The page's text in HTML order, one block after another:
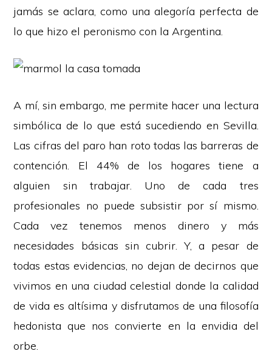
jamás se aclara, como una alegoría perfecta de
lo que hizo el peronismo con la Argentina.
A mí, sin embargo, me permite hacer una lectura
simbólica de lo que está sucediendo en Sevilla.
Las cifras del paro han roto todas las barreras de
contención. El 44% de los hogares tiene a
alguien sin trabajar. Uno de cada tres
profesionales no puede subsistir por sí mismo.
Cada vez tenemos menos dinero y más
necesidades básicas sin cubrir. Y, a pesar de
todas estas evidencias, no dejan de decirnos que
vivimos en una ciudad celestial donde la calidad
de vida es altísima y disfrutamos de una filosofía
hedonista que nos convierte en la envidia del
orbe.